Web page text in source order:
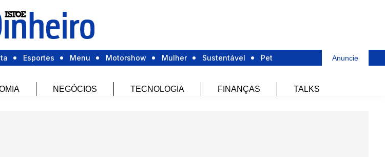
Esportes Menu Motorshow Mulher Sustentável Pet Anuncie
NEGÓCIOS TECNOLOGIA FINANÇAS TALKS